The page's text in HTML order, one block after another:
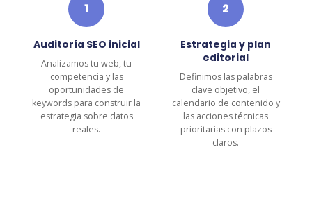
1
Auditoría SEO inicial
Analizamos tu web, tu
competencia y las
oportunidades de
keywords para construir la
estrategia sobre datos
reales.
2
Estrategia y plan
editorial
Definimos las palabras
clave objetivo, el
calendario de contenido y
las acciones técnicas
prioritarias con plazos
claros.